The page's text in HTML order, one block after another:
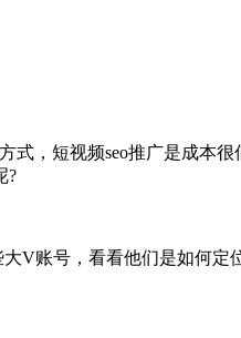
，短视频seo推广是成本很
?
V账号，看看他们是如何定